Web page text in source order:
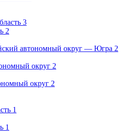
3
2
автономный округ — Югра 2
округ 2
округ 2
1
1